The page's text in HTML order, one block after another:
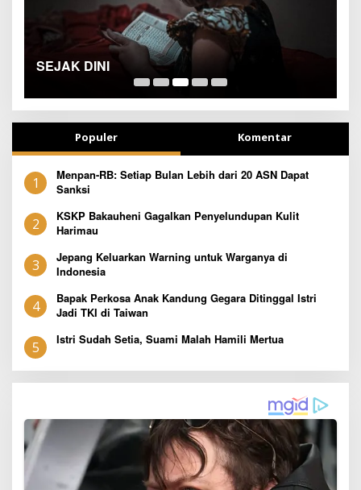
SEJAK DINI
Populer Komentar
1
Menpan-RB: Setiap Bulan Lebih dari 20 ASN Dapat
Sanksi
2
KSKP Bakauheni Gagalkan Penyelundupan Kulit
Harimau
3
Jepang Keluarkan Warning untuk Warganya di
Indonesia
4
Bapak Perkosa Anak Kandung Gegara Ditinggal Istri
Jadi TKI di Taiwan
5 Istri Sudah Setia, Suami Malah Hamili Mertua